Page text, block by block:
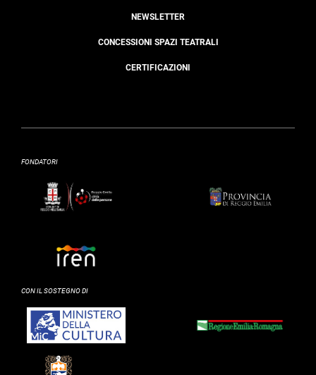
NEWSLETTER
CONCESSIONI SPAZI TEATRALI
CERTIFICAZIONI
FONDATORI
CON IL SOSTEGNO DI